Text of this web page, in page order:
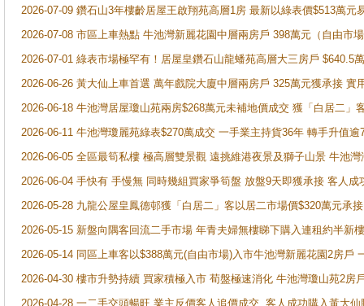
2026-07-09 鑽石山3年樓齡居屋王啟翔苑高層1房 最新以綠表價$513萬元
2026-07-08 市區上車熱點 牛池灣新麗花園中層兩房戶 398萬元（自由市
2026-07-01 綠表市場極罕有！居屋皇鑽石山龍蟠苑高層大三房戶
2026-06-26 黃大仙上車首選 萬年戲院大廈中層兩房戶 325萬元獲承接 實
2026-06-18 牛池灣居屋瓊山苑兩房$268萬元未補地價成交 獲「白居二」
2026-06-11 牛池灣瓊麗苑綠表$270萬成交 一手業主持貨36年 轉手升值逾
2026-06-05 全區最筍私樓 極高層雙景觀 遠挑維港夜景及獅子山景 牛池
2026-06-04 手快有 手慢無 同時幾組買家爭筍盤 放盤9天即獲承接 客人
2026-05-28 九龍公屋皇鳳德邨獲「白居二」客以居二市場價$320萬元承接
2026-05-15 新盤向隅客回流二手市場 年青夫婦無樓睇下購入連租約半新
2026-05-14 同區上車客以$388萬元(自由市場)入市牛池灣新麗花園2房戶
2026-04-30 樓市升勢持續 買家積極入市 荀盤極速消化 牛池灣瓊山苑2房
2026-04-28 一二手交頭暢旺 業主反價客人追價成交 客人成功購入黃大